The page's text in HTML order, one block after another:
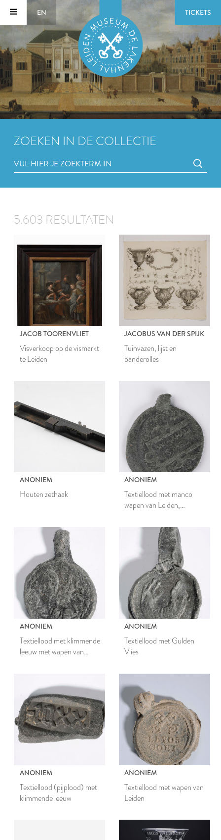
EN TICKETS
ZOEKEN IN DE COLLECTIE
5.603 RESULTATEN
JACOB TOORENVLIET
Visverkoop op de vismarkt
te Leiden
JACOBUS VAN DER SPIJK
Tuinvazen, lijst en
banderolles
ANONIEM
Houten zethaak
ANONIEM
Textiellood met manco
wapen van Leiden,
ANONIEM
Textiellood met klimmende
leeuw met wapen van
ANONIEM
Textiellood met Gulden
Vlies
ANONIEM
Textiellood (pijplood) met
klimmende leeuw
ANONIEM
Textiellood met wapen van
Leiden